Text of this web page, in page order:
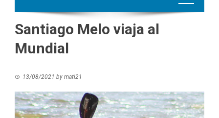
Santiago Melo viaja al
Mundial
13/08/2021 by mati21